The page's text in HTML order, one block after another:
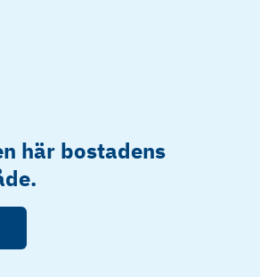
här bostadens